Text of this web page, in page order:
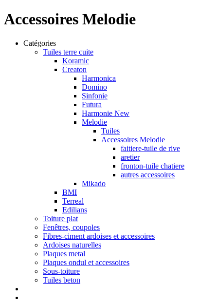
Accessoires Melodie
Catégories
Tuiles terre cuite
Koramic
Creaton
Harmonica
Domino
Sinfonie
Futura
Harmonie New
Melodie
Tuiles
Accessoires Melodie
faitiere-tuile de rive
aretier
fronton-tuile chatiere
autres accessoires
Mikado
BMI
Terreal
Edilians
Toiture plat
Fenêtres, coupoles
Fibres-ciment ardoises et accessoires
Ardoises naturelles
Plaques metal
Plaques ondul et accessoires
Sous-toiture
Tuiles beton